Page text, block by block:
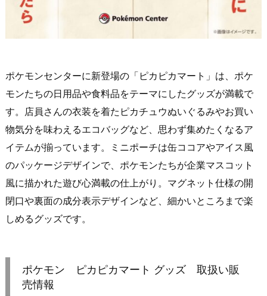
ポケモンセンターに新登場の「ピカピカマート」は、ポケ
モンたちの日用品や食料品をテーマにしたグッズが満載で
す。店員さんの衣装を着たピカチュウぬいぐるみやお買い
物気分を味わえるエコバッグなど、思わず集めたくなるア
イテムが揃っています。ミニポーチは缶ココアやアイス風
のパッケージデザインで、ポケモンたちが企業マスコット
風に描かれた遊び心満載の仕上がり。マグネット仕様の開
閉口や裏面の成分表示デザインなど、細かいところまで楽
しめるグッズです。
ポケモン ピカピカマート グッズ 取扱い販
売情報